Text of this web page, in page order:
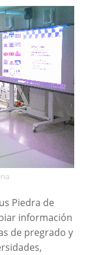
Piedra de
información
de pregrado y